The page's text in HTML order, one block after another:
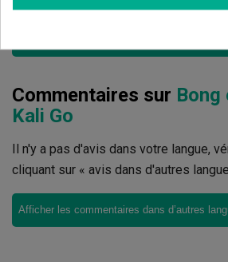
Commentaires sur Bong
Kali Go
Il n'y a pas d'avis dans votre langue,
cliquant sur « avis dans d'autres
Afficher les commentaires dans d’autres